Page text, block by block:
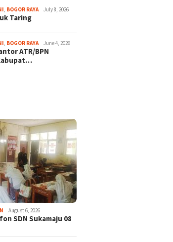
August 14, 2025
Sebanyak 2.000 Porsi Talas
di Kirab Merah Putih
BOGOR RAYA July 8, 2026
Taring
BOGOR RAYA June 4, 2026
ATR/BPN
August 6, 2026
SDN Sukamaju 08